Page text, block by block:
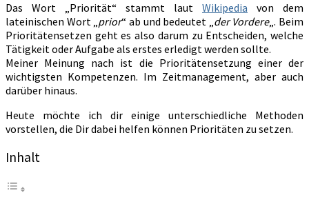
Das Wort „Priorität“ stammt laut Wikipedia von dem
lateinischen Wort „prior“ ab und bedeutet „der Vordere„. Beim
Prioritätensetzen geht es also darum zu Entscheiden, welche
Tätigkeit oder Aufgabe als erstes erledigt werden sollte.
Meiner Meinung nach ist die Prioritätensetzung einer der
wichtigsten Kompetenzen. Im Zeitmanagement, aber auch
darüber hinaus.
Heute möchte ich dir einige unterschiedliche Methoden
vorstellen, die Dir dabei helfen können Prioritäten zu setzen.
Inhalt